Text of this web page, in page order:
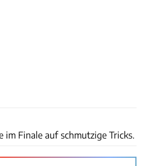
im Finale auf schmutzige Tricks.